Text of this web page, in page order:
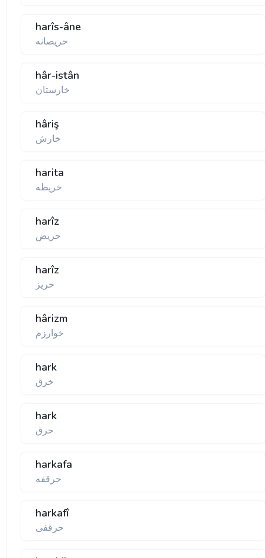
harîs-âne
حريصانه
hâr-istân
خارستان
hâriş
خارش
harita
خريطه
harîz
حريض
harîz
حريز
hârizm
خوارزم
hark
خرق
hark
حرق
harkafa
حرقفه
harkafî
حرقفی